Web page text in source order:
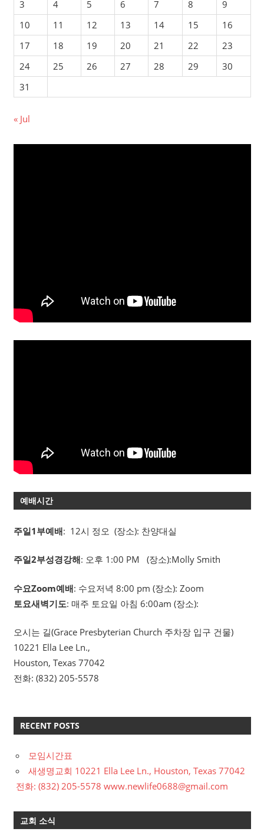
3
4 5 6 7 8
9
10
11 12 13 14 15
16
17
18 19 20 21 22
23
24
25 26 27 28 29
30
31
« Jul
예배시간
주일1부예배: 12시 정오 (장소): 찬양대실
주일2부성경강해: 오후 1:00 PM (장소):Molly Smith
수요Zoom예배: 수요저녁 8:00 pm (장소): Zoom
토요새벽기도: 매주 토요일 아침 6:00am (장소):
오시는 길(Grace Presbyterian Church 주차장 입구 건물)
10221 Ella Lee Ln.,
Houston, Texas 77042
전화: (832) 205-5578
RECENT POSTS
모임시간표
새생명교회 10221 Ella Lee Ln., Houston, Texas 77042
전화: (832) 205-5578 www.newlife0688@gmail.com
교회 소식